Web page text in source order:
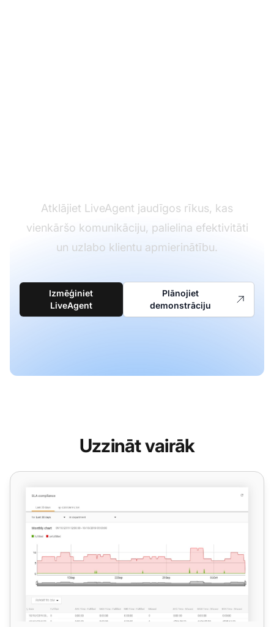
Atklājiet LiveAgent jaudīgos rīkus, kas
vienkāršo komunikāciju, palielina efektivitāti
un uzlabo klientu apmierinātību.
Izmēģiniet
LiveAgent
Plānojiet
demonstrāciju
Uzzināt vairāk
SLA atbilstības pārskata funkcijas